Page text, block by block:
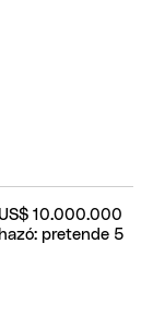
10.000.000
pretende 5